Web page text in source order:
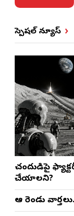
స్పెషల్ న్యూస్
చంద్రుడిపై
చేయాలని?
ఆ రెండు